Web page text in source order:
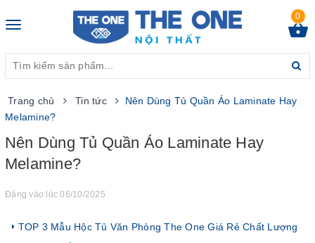
Toggle
0
Trang chủ Tin tức
Nên Dùng Tủ Quần Áo Laminate Hay
Melamine?
Nên Dùng Tủ Quần Áo Laminate Hay
Melamine?
Đăng vào lúc 06/10/2025
TOP 3 Mẫu Hộc Tủ Văn Phòng The One Giá Rẻ Chất Lượng